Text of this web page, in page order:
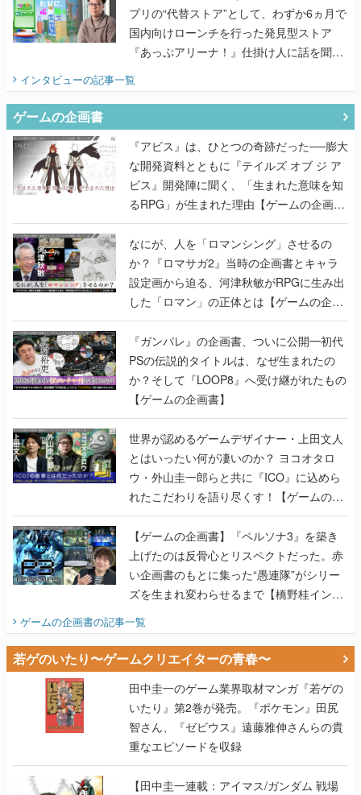
プリの“代替ストア”として、わずか6ヵ月で
国内向けローンチを行った発見型ストア
『あっぷアリーナ！』仕掛け人に話を聞い
てみた
インタビューの記事一覧
ゲームの企画書
『アビス』は、ひとつの奇跡だった──膨大
な開発資料とともに『テイルズ オブ ジ ア
ビス』開発陣に聞く、「生まれた意味を知
るRPG」が生まれた理由【ゲームの企画
書】
なにが、人を「ロマンシング」させるの
か？『ロマサガ2』当時の企画書とキャラ
設定画から迫る、河津秋敏がRPGに生み出
した「ロマン」の正体とは【ゲームの企画
書】
『ガンパレ』の企画書、ついに公開━初代
PSの伝説的タイトルは、なぜ生まれたの
か？そして『LOOP8』へ受け継がれたもの
【ゲームの企画書】
世界が認めるゲームデザイナー・上田文人
とはいったい何が凄いのか？ ヨコオタロ
ウ・外山圭一郎らと共に『ICO』に込めら
れたこだわりを語り尽くす！【ゲームの企
画書】
【ゲームの企画書】『ペルソナ3』を築き
上げたのは反骨心とリスペクトだった。赤
い企画書のもとに集った“愚連隊”がシリー
ズを生まれ変わらせるまで【橋野桂インタ
ビュー】
ゲームの企画書の記事一覧
若ゲのいたり〜ゲームクリエイターの青春〜
田中圭一のゲーム業界取材マンガ『若ゲの
いたり』第2巻が発売。『ポケモン』田尻
智さん、『ゼビウス』遠藤雅伸さんらの貴
重なエピソードを収録
【田中圭一連載：アイマス/ガンダム 戦場